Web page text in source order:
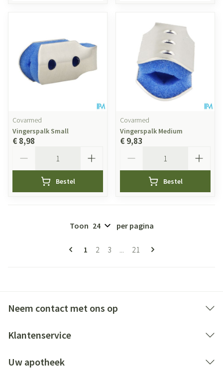
Covarmed
Vingerspalk Small
€ 8,98
Bestel
Covarmed
Vingerspalk Medium
€ 9,83
Bestel
Pagina's
U lees momenteel pagina
1 Pagina
2 Pagina
3 ... Pagina
21
Toon per pagina
Neem contact met ons op
Klantenservice
Uw apotheek